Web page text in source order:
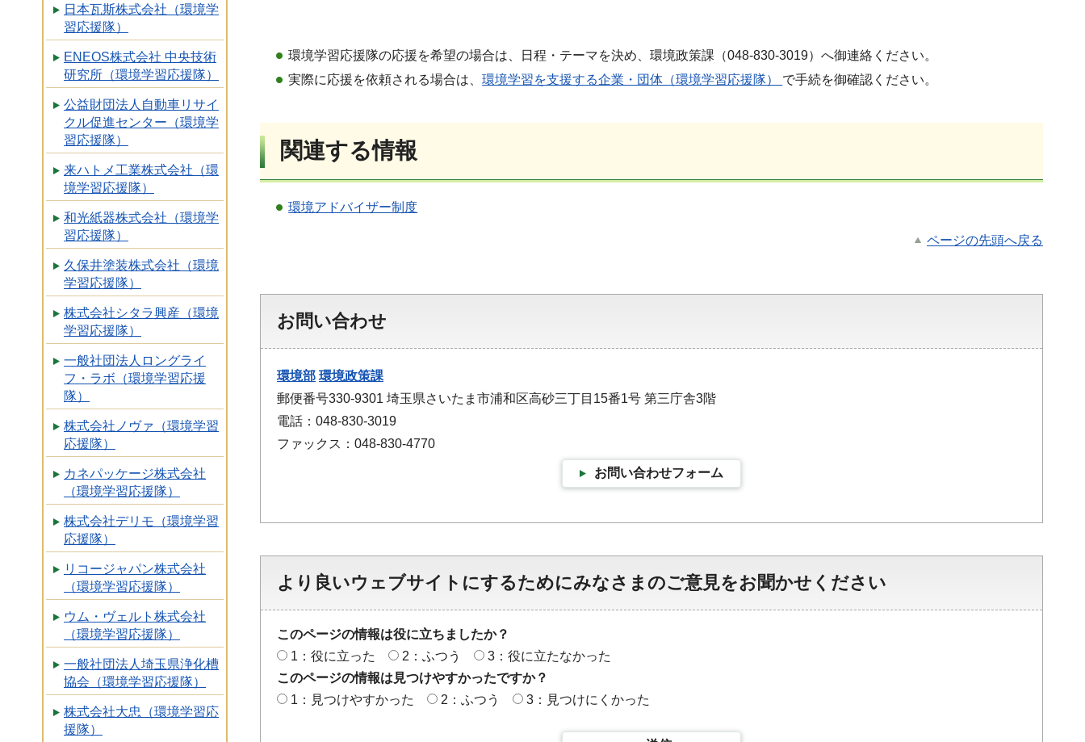
日本瓦斯株式会社（環境学
習応援隊）
ENEOS株式会社 中央技術
研究所（環境学習応援隊）
公益財団法人自動車リサイ
クル促進センター（環境学
習応援隊）
来ハトメ工業株式会社（環
境学習応援隊）
和光紙器株式会社（環境学
習応援隊）
久保井塗装株式会社（環境
学習応援隊）
株式会社シタラ興産（環境
学習応援隊）
一般社団法人ロングライ
フ・ラボ（環境学習応援
隊）
株式会社ノヴァ（環境学習
応援隊）
カネパッケージ株式会社
（環境学習応援隊）
株式会社デリモ（環境学習
応援隊）
リコージャパン株式会社
（環境学習応援隊）
ウム・ヴェルト株式会社
（環境学習応援隊）
一般社団法人埼玉県浄化槽
協会（環境学習応援隊）
株式会社大忠（環境学習応
援隊）
環境学習応援隊の応援を希望の場合は、日程・テーマを決め、環境政策課（048-830-3019）へ御連絡ください。
実際に応援を依頼される場合は、環境学習を支援する企業・団体（環境学習応援隊） で手続を御確認ください。
関連する情報
環境アドバイザー制度
ページの先頭へ戻る
お問い合わせ
環境部 環境政策課
郵便番号330-9301 埼玉県さいたま市浦和区高砂三丁目15番1号 第三庁舎3階
電話：048-830-3019
ファックス：048-830-4770
お問い合わせフォーム
より良いウェブサイトにするためにみなさまのご意見をお聞かせください
このページの情報は役に立ちましたか？
1：役に立った
2：ふつう
3：役に立たなかった
このページの情報は見つけやすかったですか？
1：見つけやすかった
2：ふつう 3：見つけにくかった